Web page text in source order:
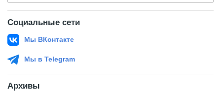
Социальные сети
Мы ВКонтакте
Мы в Telegram
Архивы